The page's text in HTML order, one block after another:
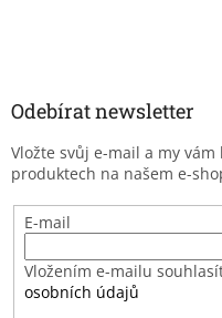
Odebírat newsletter
Vložte svůj e-mail a my
produktech na našem e-
E-mail
Vložením e-mailu
osobních údajů